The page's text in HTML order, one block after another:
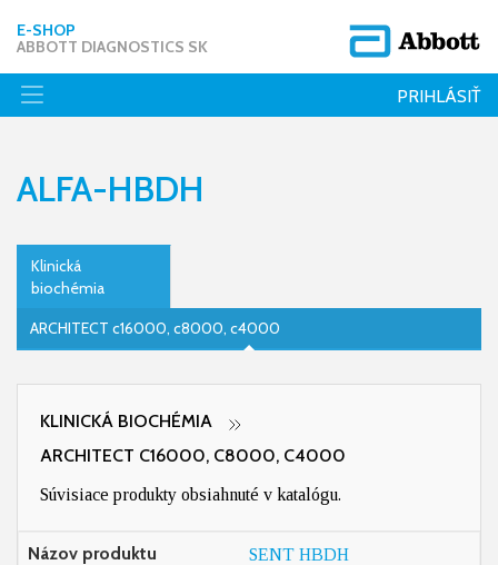
E-SHOP
ABBOTT DIAGNOSTICS SK
PRIHLÁSIŤ
ALFA-HBDH
Klinická
biochémia
ARCHITECT c16000, c8000, c4000
KLINICKÁ BIOCHÉMIA
ARCHITECT C16000, C8000, C4000
Súvisiace produkty obsiahnuté v katalógu.
Názov produktu SENT HBDH